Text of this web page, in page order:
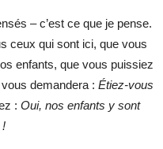
– c’est ce que je pense.
ceux qui sont ici, que vous
enfants, que vous puissiez
demandera : Étiez-vous
: Oui, nos enfants y sont